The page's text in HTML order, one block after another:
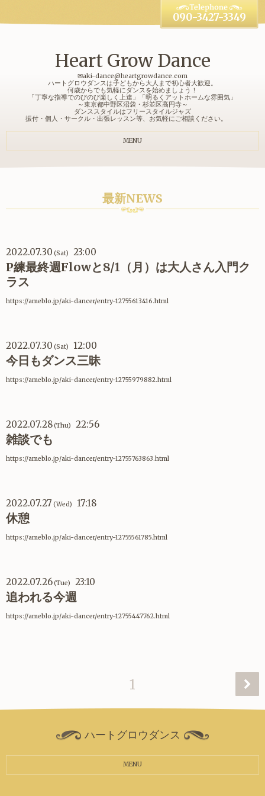
Heart Grow Dance
✉aki-dance@heartgrowdance.com
ハートグロウダンスは子どもから大人まで初心者大歓迎。
何歳からでも気軽にダンスを始めましょう！
「丁寧な指導でのびのび楽しく上達」「明るくアットホームな雰囲気」
～東京都中野区沼袋・杉並区高円寺～
ダンススタイルはフリースタイルジャズ
振付・個人・サークル・出張レッスン等、お気軽にご相談ください。
090-3427-3349
MENU
最新NEWS
2022.07.30 (Sat) 23:00
P練最終週Flowと8/1（月）は大人さん入門ク
ラス
https://ameblo.jp/aki-dancer/entry-12755613416.html
2022.07.30 (Sat) 12:00
今日もダンス三昧
https://ameblo.jp/aki-dancer/entry-12755979882.html
2022.07.28(Thu) 22:56
雑談でも
https://ameblo.jp/aki-dancer/entry-12755763863.html
2022.07.27 (Wed) 17:18
休憩
https://ameblo.jp/aki-dancer/entry-12755561785.html
2022.07.26(Tue) 23:10
追われる今週
https://ameblo.jp/aki-dancer/entry-12755447762.html
1
ハートグロウダンス
MENU